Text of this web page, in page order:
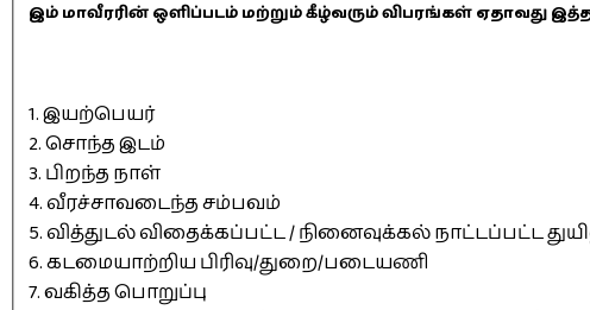
இம் மாவீரரின் ஒளிப்படம் மற்றும் கீழ்வரும் விபரங்கள்
1. இயற்பெயர்
2. சொந்த இடம்
3. பிறந்த நாள்
4. வீரச்சாவடைந்த சம்பவம்
5. வித்துடல் விதைக்கப்பட்ட / நினைவுக்கல் நாட்டப்பட்ட
6. கடமையாற்றிய பிரிவு/துறை/படையணி
7. வகித்த பொறுப்பு